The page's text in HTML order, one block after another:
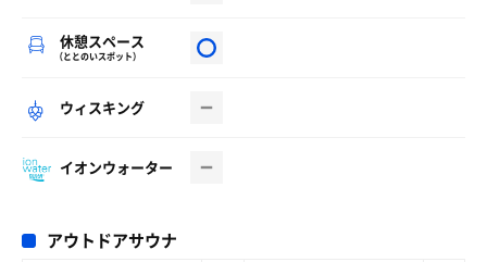
休憩スペース
（ととのいスポット）
ウィスキング
イオンウォーター
アウトドアサウナ